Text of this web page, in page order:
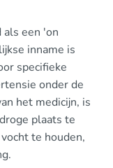
een 'on
inname is
specifieke
onder de
het medicijn, is
plaats te
te houden,